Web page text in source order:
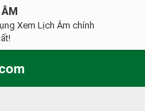
Xem Lịch Âm chính